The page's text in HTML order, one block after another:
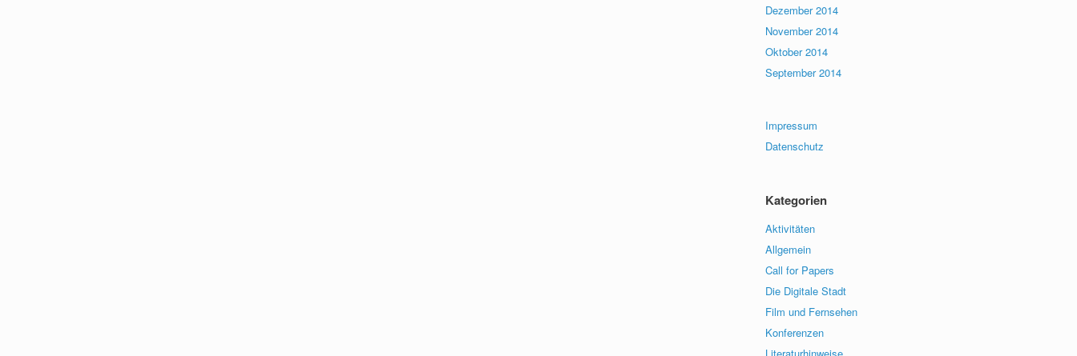
Dezember 2014
November 2014
Oktober 2014
September 2014
Impressum
Datenschutz
Kategorien
Aktivitäten
Allgemein
Call for Papers
Die Digitale Stadt
Film und Fernsehen
Konferenzen